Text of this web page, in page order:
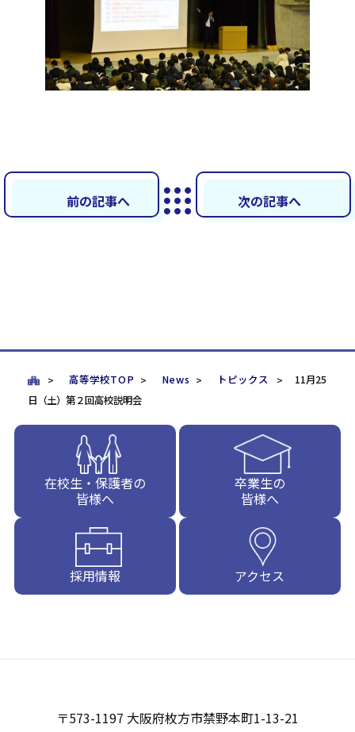
前の記事へ 次の記事へ
高等学校TOP News トピックス
11月25
日（土）第２回高校説明会
在校生・保護者の
皆様へ
卒業生の
皆様へ
採用情報 アクセス
〒573-1197 大阪府枚方市禁野本町1-13-21